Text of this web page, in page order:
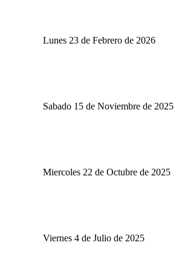
Lunes 23 de Febrero de 2026
Sabado 15 de Noviembre de 2025
Miercoles 22 de Octubre de 2025
Viernes 4 de Julio de 2025